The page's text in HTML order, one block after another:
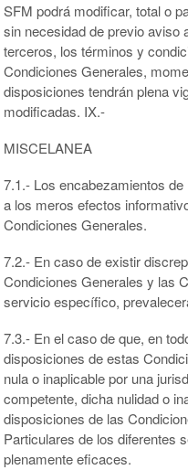
SFM podrá modificar, total o
sin necesidad de previo aviso
terceros, los términos y
Condiciones Generales,
disposiciones tendrán plena
modificadas. IX.-
MISCELANEA
7.1.- Los encabezamientos
a los meros efectos
Condiciones Generales.
7.2.- En caso de existir
Condiciones Generales y las
servicio específico,
7.3.- En el caso de que, en
disposiciones de estas
nula o inaplicable por una
competente, dicha nulidad o
disposiciones de las
Particulares de los diferentes
plenamente eficaces.